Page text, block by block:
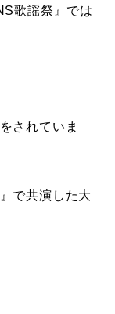
歌謡祭 』では
されていま
』で共演した大